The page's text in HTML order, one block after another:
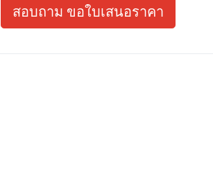
สอบถาม ขอใบเสนอราคา